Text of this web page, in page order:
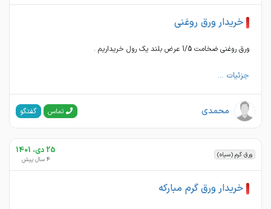
خریدار ورق روغنی
ورق روغنی ضخامت 1/5 عرض بلند یک رول خریداریم .
جزئیات ...
محمدی تماس گفتگو
ورق گرم (سیاه) 25 دی، 1401
4 سال پیش
خریدار ورق گرم مبارکه